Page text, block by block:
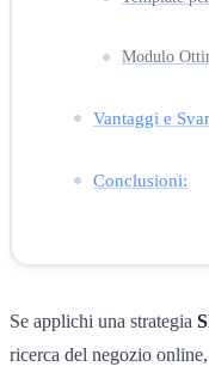
Modulo
Vantaggi e
Conclusioni:
Se applichi una strategia
ricerca del negozio online,